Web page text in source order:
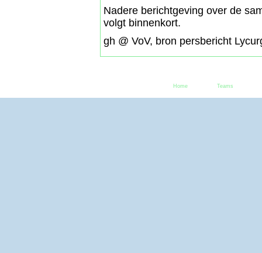
Nadere berichtgeving over de
volgt binnenkort.
gh @ VoV, bron persbericht
Home Teams